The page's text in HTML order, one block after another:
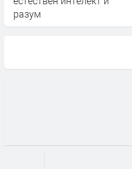
разум